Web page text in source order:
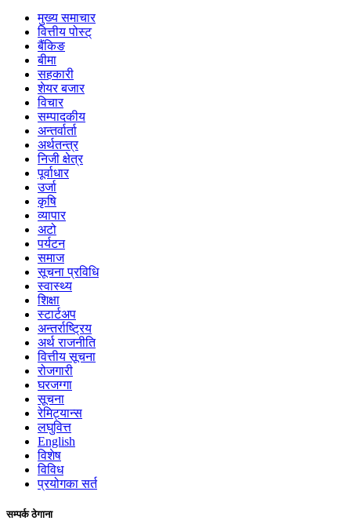
मुख्य समाचार
वित्तीय पोस्ट्
बैंकिङ
बीमा
सहकारी
शेयर बजार
विचार
सम्पादकीय
अन्तर्वार्ता
अर्थतन्त्र
निजी क्षेत्र
पूर्वाधार
उर्जा
कृषि
व्यापार
अटो
पर्यटन
समाज
सूचना प्रविधि
स्वास्थ्य
शिक्षा
स्टार्टअप
अन्तर्राष्ट्रिय
अर्थ राजनीति
वित्तीय सूचना
रोजगारी
घरजग्गा
सूचना
रेमिट्यान्स
लघुवित्त
English
विशेष
विविध
प्रयोगका सर्त
सम्पर्क ठेगाना